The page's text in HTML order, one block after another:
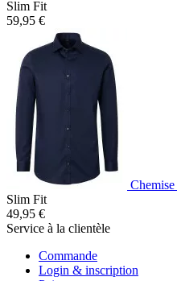
Slim Fit
59,95 €
Slim Fit
49,95 €
Service à la clientèle
Commande
Login & inscription